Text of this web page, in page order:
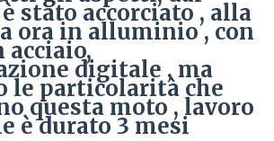
stato accorciato , alla
ora in alluminio , con
acciaio,
digitale , ma
le particolarità che
questa moto , lavoro
è durato 3 mesi